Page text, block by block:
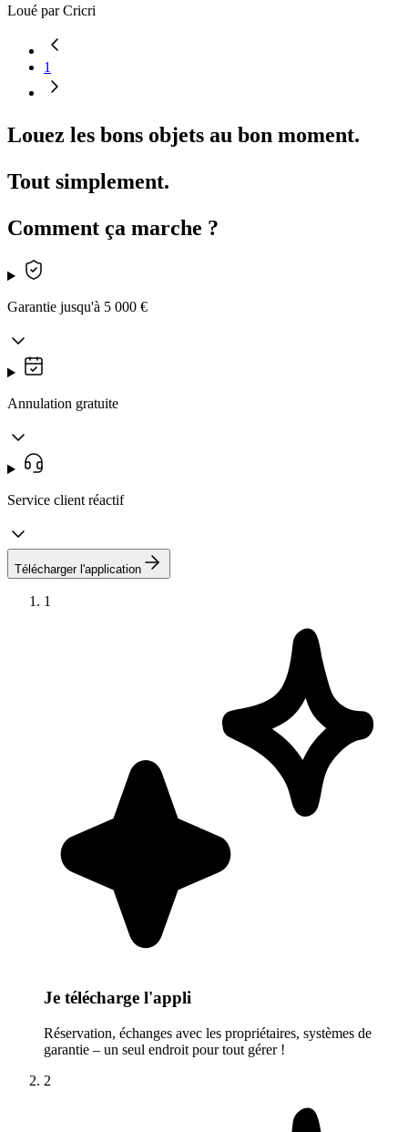
Loué parCricri
1
Louez les bons objets au bon moment.
Tout simplement.
Comment ça marche ?
Garantie jusqu'à 5 000 €
Annulation gratuite
Service client réactif
Télécharger l'application
1
Je télécharge l'appli
Réservation, échanges avec les propriétaires, systèmes de
garantie – un seul endroit pour tout gérer !
2